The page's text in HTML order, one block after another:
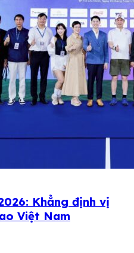
Khẳng định vị
Việt Nam